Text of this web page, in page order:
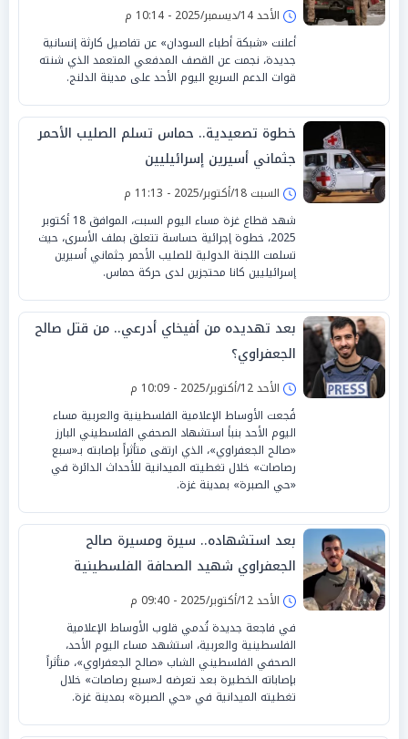
الأحد 14/ديسمبر/2025 - 10:14 م
أعلنت «شبكة أطباء السودان» عن تفاصيل كارثة إنسانية
جديدة، نجمت عن القصف المدفعي المتعمد الذي شنته
قوات الدعم السريع اليوم الأحد على مدينة الدلنج.
خطوة تصعيدية.. حماس تسلم الصليب الأحمر
جثماني أسيرين إسرائيليين
السبت 18/أكتوبر/2025 - 11:13 م
شهد قطاع غزة مساء اليوم السبت، الموافق 18 أكتوبر
2025، خطوة إجرائية حساسة تتعلق بملف الأسرى، حيث
تسلمت اللجنة الدولية للصليب الأحمر جثماني أسيرين
إسرائيليين كانا محتجزين لدى حركة حماس.
بعد تهديده من أفيخاي أدرعي.. من قتل صالح
الجعفراوي؟
الأحد 12/أكتوبر/2025 - 10:09 م
فُجعت الأوساط الإعلامية الفلسطينية والعربية مساء
اليوم الأحد بنبأ استشهاد الصحفي الفلسطيني البارز
«صالح الجعفراوي»، الذي ارتقى متأثراً بإصابته بـ«سبع
رصاصات» خلال تغطيته الميدانية للأحداث الدائرة في
«حي الصبرة» بمدينة غزة.
بعد استشهاده.. سيرة ومسيرة صالح
الجعفراوي شهيد الصحافة الفلسطينية
الأحد 12/أكتوبر/2025 - 09:40 م
في فاجعة جديدة تُدمي قلوب الأوساط الإعلامية
الفلسطينية والعربية، استشهد مساء اليوم الأحد،
الصحفي الفلسطيني الشاب «صالح الجعفراوي»، متأثراً
بإصاباته الخطيرة بعد تعرضه لـ«سبع رصاصات» خلال
تغطيته الميدانية في «حي الصبرة» بمدينة غزة.